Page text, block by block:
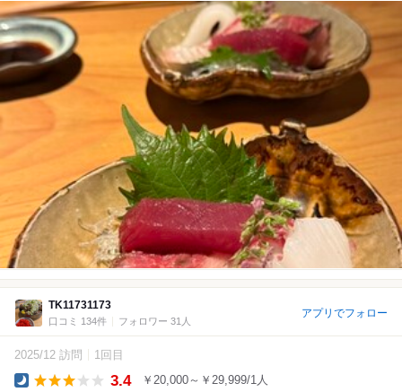
TK11731173
口コミ 134件 フォロワー 31人
アプリでフォロー
2025/12 訪問 1回目
3.4 ￥20,000～￥29,999/1人